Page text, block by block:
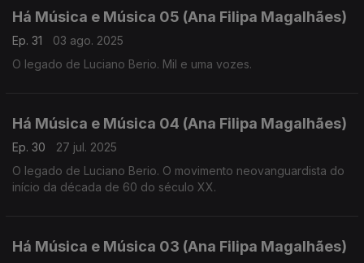
Há Música e Música 05 (Ana Filipa Magalhães)
Ep. 31
03 ago. 2025
O legado de Luciano Berio. Mil e uma vozes.
Há Música e Música 04 (Ana Filipa Magalhães)
Ep. 30
27 jul. 2025
O legado de Luciano Berio. O movimento neovanguardista do
início da década de 60 do século XX.
Há Música e Música 03 (Ana Filipa Magalhães)